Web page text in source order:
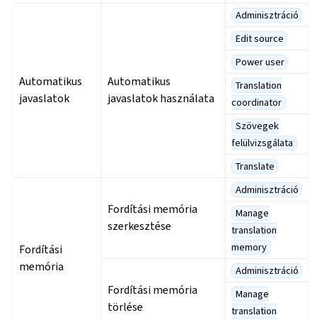
Automatikus
javaslatok
Automatikus
javaslatok használata
Adminisztráció
Edit source
Power user
Translation
coordinator
Szövegek
felülvizsgálata
Translate
Fordítási
memória
Fordítási memória
szerkesztése
Adminisztráció
Manage
translation
memory
Fordítási memória
törlése
Adminisztráció
Manage
translation